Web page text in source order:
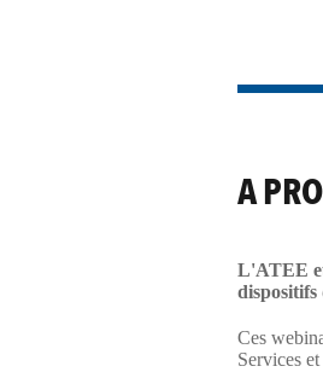
A
L'ATEE
dispositifs
Ces
Services